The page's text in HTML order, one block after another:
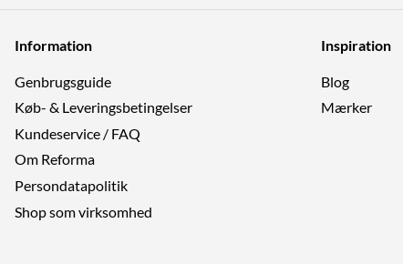
Information
Genbrugs­guide
Køb- & Leveringsbetingelser
Kundeservice / FAQ
Om Reforma
Persondatapolitik
Shop som virksomhed
Inspiration
Blog
Mærker